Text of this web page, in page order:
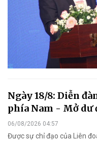
Ngày 18/8: Diễn
phía Nam - Mở
06/08/2026 04:57
Được sự chỉ đạo của Liên